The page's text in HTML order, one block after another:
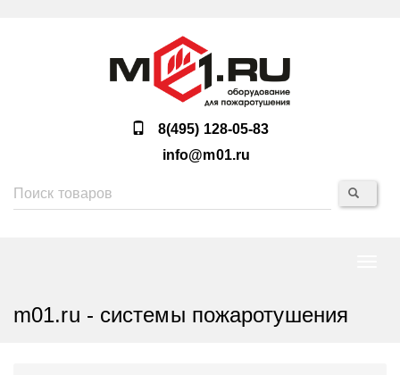
8(495) 128-05-83
info@m01.ru
m01.ru - системы пожаротушения